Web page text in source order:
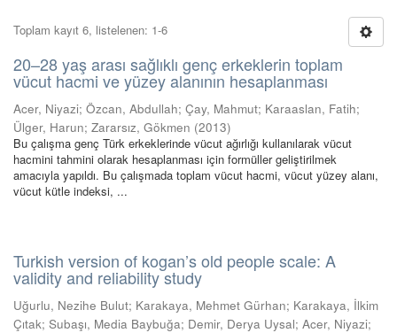
Toplam kayıt 6, listelenen: 1-6
20–28 yaş arası sağlıklı genç erkeklerin toplam
vücut hacmi ve yüzey alanının hesaplanması
Acer, Niyazi; Özcan, Abdullah; Çay, Mahmut; Karaaslan, Fatih;
Ülger, Harun; Zararsız, Gökmen (2013)
Bu çalışma genç Türk erkeklerinde vücut ağırlığı kullanılarak vücut
hacmini tahmini olarak hesaplanması için formüller geliştirilmek
amacıyla yapıldı. Bu çalışmada toplam vücut hacmi, vücut yüzey alanı,
vücut kütle indeksi, ...
Turkish version of kogan’s old people scale: A
validity and reliability study
Uğurlu, Nezihe Bulut; Karakaya, Mehmet Gürhan; Karakaya, İlkim
Çıtak; Subaşı, Media Baybuğa; Demir, Derya Uysal; Acer, Niyazi;